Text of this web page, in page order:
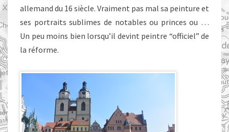
allemand du 16 siècle. Vraiment pas mal sa peinture et
ses portraits sublimes de notables ou princes ou …
Un peu moins bien lorsqu’il devint peintre “officiel” de
la réforme.